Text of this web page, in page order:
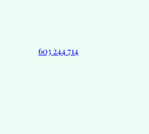
603 244 714